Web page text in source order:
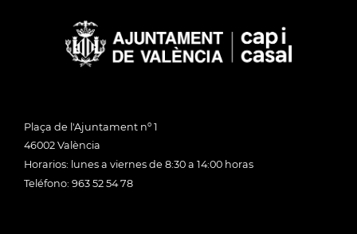
Plaça de l'Ajuntament nº 1
46002 València
Horarios: lunes a viernes de 8:30 a 14:00 horas
Teléfono: 963 52 54 78